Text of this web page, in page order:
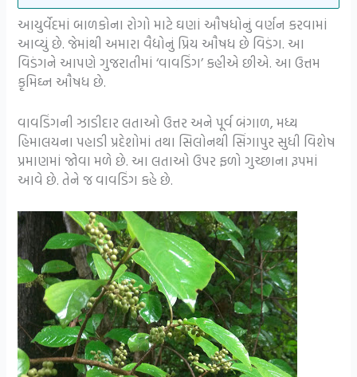
આયુર્વેદમાં બાળકોના રોગો માટે ઘણાં ઔષધોનું વર્ણન કરવામાં
આવ્યું છે. જેમાંથી અમારા વૈદ્યોનું પ્રિય ઔષધ છે વિડંગ. આ
વિડંગને આપણે ગુજરાતીમાં ‘વાવડિંગ’ કહીએ છીએ. આ ઉત્તમ
કૃમિઘ્ન ઔષધ છે.
વાવડિંગની ઝાડીદાર લતાઓ ઉત્તર અને પૂર્વ બંગાળ, મધ્ય
હિમાલયના પહાડી પ્રદેશોમાં તથા સિલોનથી સિંગાપુર સુધી વિશેષ
પ્રમાણમાં જોવા મળે છે. આ લતાઓ ઉપર ફળો ગુચ્છાના રૂપમાં
આવે છે. તેને જ વાવડિંગ કહે છે.